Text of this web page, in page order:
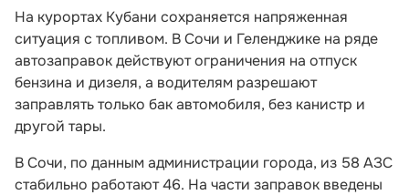
На курортах Кубани сохраняется напряженная
ситуация с топливом. В Сочи и Геленджике на ряде
автозаправок действуют ограничения на отпуск
бензина и дизеля, а водителям разрешают
заправлять только бак автомобиля, без канистр и
другой тары.
В Сочи, по данным администрации города, из 58 АЗС
стабильно работают 46. На части заправок введены